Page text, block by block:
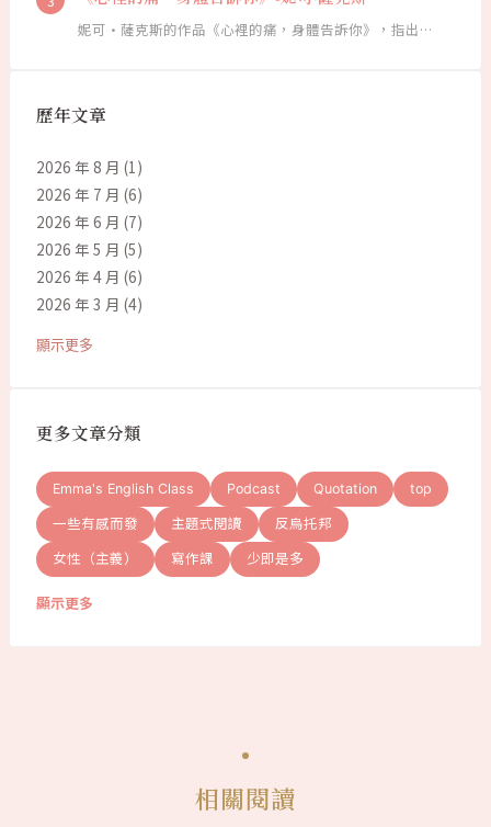
妮可·薩克斯的作品《心裡的痛，身體告訴你》，指出…
歷年文章
2026 年 8 月 (1)
2026 年 7 月 (6)
2026 年 6 月 (7)
2026 年 5 月 (5)
2026 年 4 月 (6)
2026 年 3 月 (4)
顯示更多
更多文章分類
Emma's English Class Podcast Quotation top
一些有感而發 主題式閱讀 反烏托邦
女性（主義） 寫作課 少即是多
顯示更多
相關閱讀